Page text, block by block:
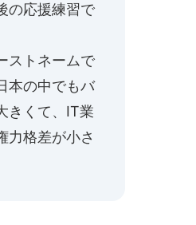
の応援練習で
ストネームで
本の中でもバ
きくて、IT業
力格差が小さ